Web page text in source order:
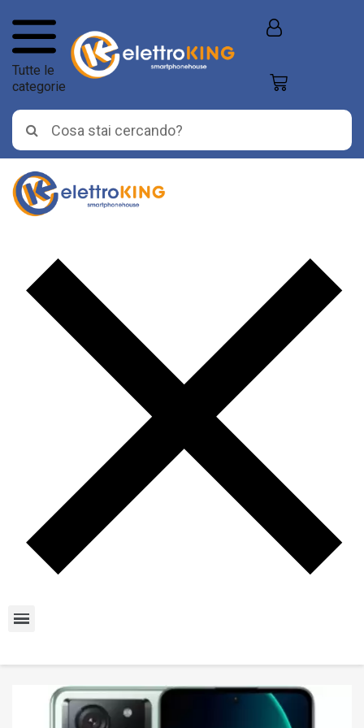
Tutte le
categorie